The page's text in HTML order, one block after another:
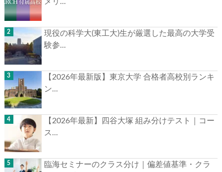
メリ...
現役の科学大(東工大)生が厳選した最高の大学受
験参...
【2026年最新版】東京大学 合格者高校別ランキ
ン...
【2026年最新】四谷大塚 組み分けテスト｜コー
ス...
臨海セミナーのクラス分け｜偏差値基準・クラ